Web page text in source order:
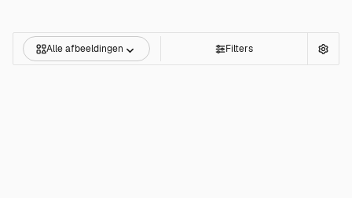
Alle afbeeldingen Filters